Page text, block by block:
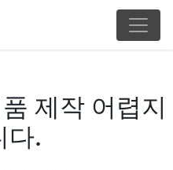
제작 어렵지
다.